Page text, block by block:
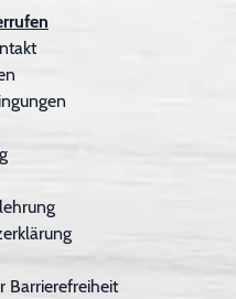
Barrierefreiheit